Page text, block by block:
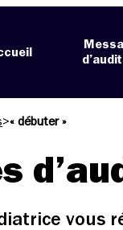
>« débuter »
vous